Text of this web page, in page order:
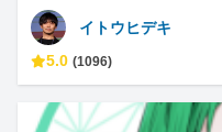
イトウヒデキ
5.0 (1096)